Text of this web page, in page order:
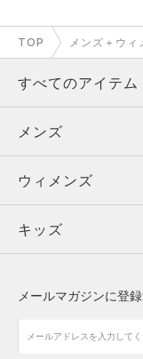
TOP メンズ＋ウィ
すべてのアイテム
メンズ
ウィメンズ
キッズ
アクセサリー
メンズ
トップス
ボトムス
アクセサリー
ウィメンズ
トップス
シューズ
キッズ
メールマガジンに登